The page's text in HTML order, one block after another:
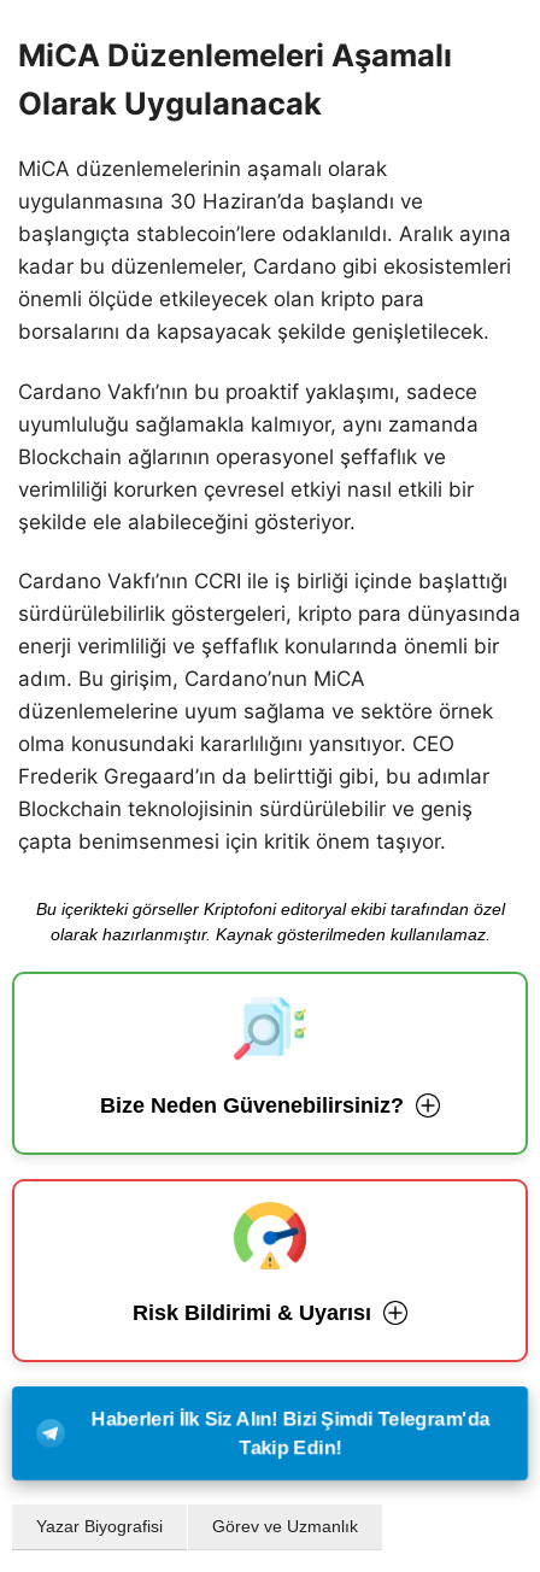
MiCA Düzenlemeleri Aşamalı
Olarak Uygulanacak
MiCA düzenlemelerinin aşamalı olarak
uygulanmasına 30 Haziran’da başlandı ve
başlangıçta stablecoin’lere odaklanıldı. Aralık ayına
kadar bu düzenlemeler, Cardano gibi ekosistemleri
önemli ölçüde etkileyecek olan kripto para
borsalarını da kapsayacak şekilde genişletilecek.
Cardano Vakfı’nın bu proaktif yaklaşımı, sadece
uyumluluğu sağlamakla kalmıyor, aynı zamanda
Blockchain ağlarının operasyonel şeffaflık ve
verimliliği korurken çevresel etkiyi nasıl etkili bir
şekilde ele alabileceğini gösteriyor.
Cardano Vakfı’nın CCRI ile iş birliği içinde başlattığı
sürdürülebilirlik göstergeleri, kripto para dünyasında
enerji verimliliği ve şeffaflık konularında önemli bir
adım. Bu girişim, Cardano’nun MiCA
düzenlemelerine uyum sağlama ve sektöre örnek
olma konusundaki kararlılığını yansıtıyor. CEO
Frederik Gregaard’ın da belirttiği gibi, bu adımlar
Blockchain teknolojisinin sürdürülebilir ve geniş
çapta benimsenmesi için kritik önem taşıyor.
Bu içerikteki görseller Kriptofoni editoryal ekibi tarafından özel
olarak hazırlanmıştır. Kaynak gösterilmeden kullanılamaz.
Bize Neden Güvenebilirsiniz?
Risk Bildirimi & Uyarısı
Haberleri İlk Siz Alın! Bizi Şimdi Telegram'da
Takip Edin!
Yazar Biyografisi Görev ve Uzmanlık